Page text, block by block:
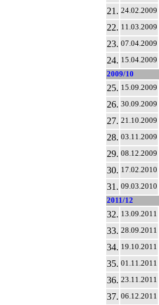
21. 24.02.2009
22. 11.03.2009
23. 07.04.2009
24. 15.04.2009
2009/10
25. 15.09.2009
26. 30.09.2009
27. 21.10.2009
28. 03.11.2009
29. 08.12.2009
30. 17.02.2010
31. 09.03.2010
2011/12
32. 13.09.2011
33. 28.09.2011
34. 19.10.2011
35. 01.11.2011
36. 23.11.2011
37. 06.12.2011